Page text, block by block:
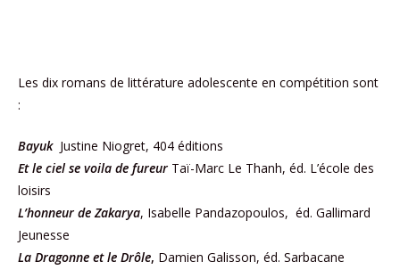
Les dix romans de littérature adolescente en compétition sont
:
BayukJustine Niogret, 404 éditions
Et le ciel se voila de fureur Taï-Marc Le Thanh, éd. L’école des
loisirs
L’honneur de Zakarya, Isabelle Pandazopoulos, éd. Gallimard
Jeunesse
La Dragonne et le Drôle, Damien Galisson, éd. Sarbacane